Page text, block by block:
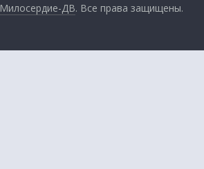
Милосердие-ДВ. Все права защищены.